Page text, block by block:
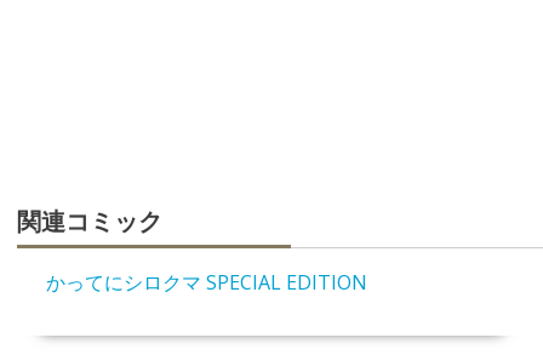
関連コミック
かってにシロクマ SPECIAL EDITION